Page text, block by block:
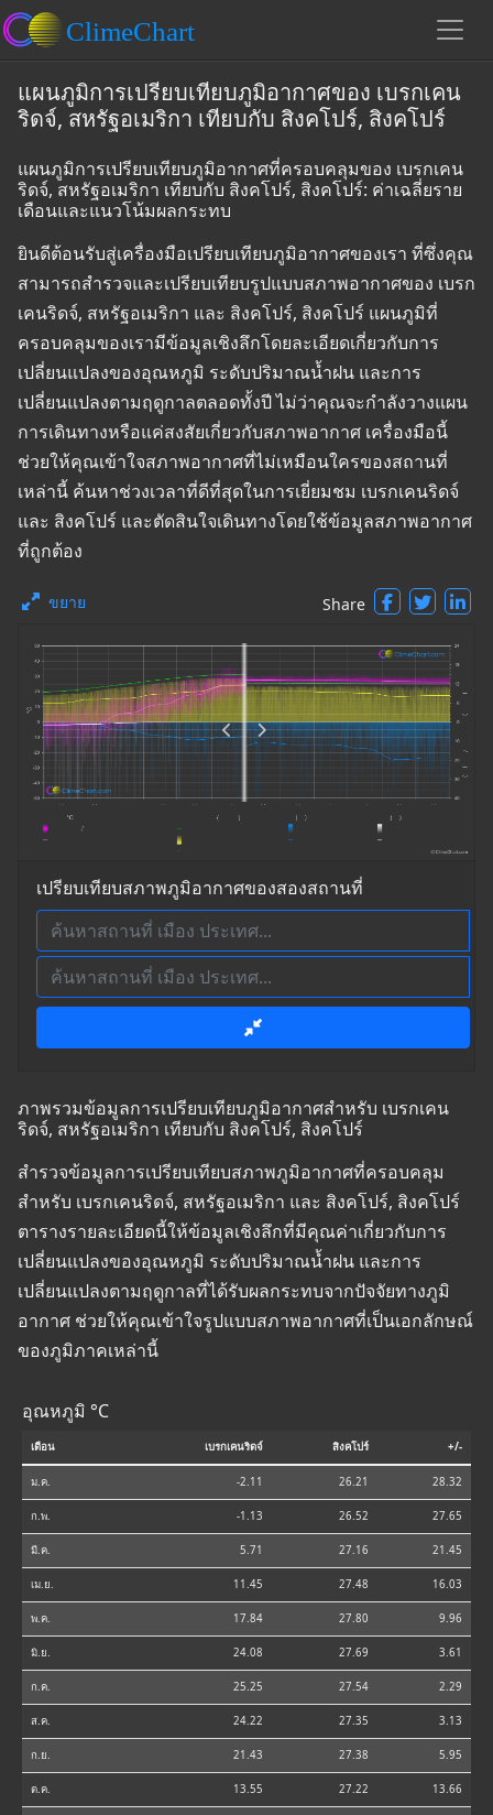
แผนภูมิการเปรียบเทียบภูมิอากาศของ เบรกเคน
ริดจ์, สหรัฐอเมริกา เทียบกับ สิงคโปร์, สิงคโปร์
แผนภูมิการเปรียบเทียบภูมิอากาศที่ครอบคลุมของ เบรกเคน
ริดจ์, สหรัฐอเมริกา เทียบกับ สิงคโปร์, สิงคโปร์: ค่าเฉลี่ยราย
เดือนและแนวโน้มผลกระทบ
ยินดีต้อนรับสู่เครื่องมือเปรียบเทียบภูมิอากาศของเรา ที่ซึ่งคุณ
สามารถสำรวจและเปรียบเทียบรูปแบบสภาพอากาศของ เบรก
เคนริดจ์, สหรัฐอเมริกา และ สิงคโปร์, สิงคโปร์ แผนภูมิที่
ครอบคลุมของเรามีข้อมูลเชิงลึกโดยละเอียดเกี่ยวกับการ
เปลี่ยนแปลงของอุณหภูมิ ระดับปริมาณน้ำฝน และการ
เปลี่ยนแปลงตามฤดูกาลตลอดทั้งปี ไม่ว่าคุณจะกำลังวางแผน
การเดินทางหรือแค่สงสัยเกี่ยวกับสภาพอากาศ เครื่องมือนี้
ช่วยให้คุณเข้าใจสภาพอากาศที่ไม่เหมือนใครของสถานที่
เหล่านี้ ค้นหาช่วงเวลาที่ดีที่สุดในการเยี่ยมชม เบรกเคนริดจ์
และ สิงคโปร์ และตัดสินใจเดินทางโดยใช้ข้อมูลสภาพอากาศ
ที่ถูกต้อง
ขยาย Share
เปรียบเทียบสภาพภูมิอากาศของสองสถานที่
ภาพรวมข้อมูลการเปรียบเทียบภูมิอากาศสำหรับ เบรกเคน
ริดจ์, สหรัฐอเมริกา เทียบกับ สิงคโปร์, สิงคโปร์
สำรวจข้อมูลการเปรียบเทียบสภาพภูมิอากาศที่ครอบคลุม
สำหรับ เบรกเคนริดจ์, สหรัฐอเมริกา และ สิงคโปร์, สิงคโปร์
ตารางรายละเอียดนี้ให้ข้อมูลเชิงลึกที่มีคุณค่าเกี่ยวกับการ
เปลี่ยนแปลงของอุณหภูมิ ระดับปริมาณน้ำฝน และการ
เปลี่ยนแปลงตามฤดูกาลที่ได้รับผลกระทบจากปัจจัยทางภูมิ
อากาศ ช่วยให้คุณเข้าใจรูปแบบสภาพอากาศที่เป็นเอกลักษณ์
ของภูมิภาคเหล่านี้
อุณหภูมิ °C
เดือน เบรกเคนริดจ์ สิงคโปร์ +/-
ม.ค. -2.11 26.21 28.32
ก.พ. -1.13 26.52 27.65
มี.ค. 5.71 27.16 21.45
เม.ย. 11.45 27.48 16.03
พ.ค. 17.84 27.80 9.96
มิ.ย. 24.08 27.69 3.61
ก.ค. 25.25 27.54 2.29
ส.ค. 24.22 27.35 3.13
ก.ย. 21.43 27.38 5.95
ต.ค. 13.55 27.22 13.66